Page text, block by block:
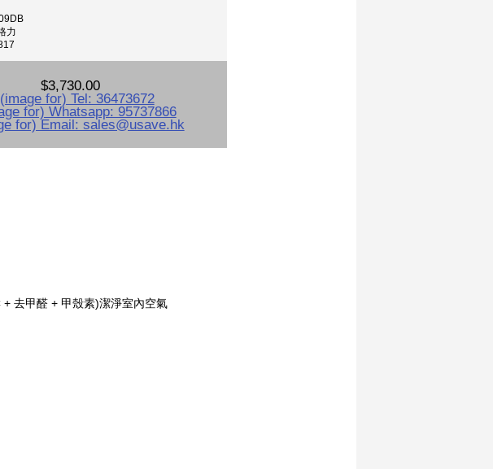
力
$3,730.00
去甲醛 + 甲殼素)潔淨室內空氣